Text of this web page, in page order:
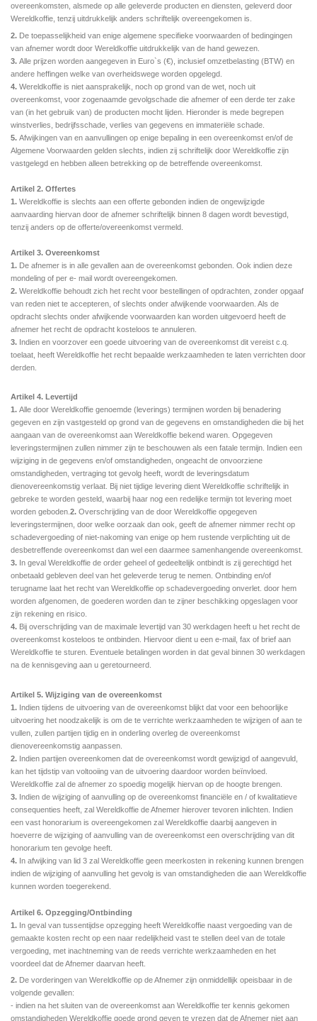
overeenkomsten, alsmede op alle geleverde producten en diensten, geleverd door
Wereldkoffie, tenzij uitdrukkelijk anders schriftelijk overeengekomen is.
2. De toepasselijkheid van enige algemene specifieke voorwaarden of bedingingen
van afnemer wordt door Wereldkoffie uitdrukkelijk van de hand gewezen.
3. Alle prijzen worden aangegeven in Euro`s (€), inclusief omzetbelasting (BTW) en
andere heffingen welke van overheidswege worden opgelegd.
4. Wereldkoffie is niet aansprakelijk, noch op grond van de wet, noch uit
overeenkomst, voor zogenaamde gevolgschade die afnemer of een derde ter zake
van (in het gebruik van) de producten mocht lijden. Hieronder is mede begrepen
winstverlies, bedrijfsschade, verlies van gegevens en immateriële schade.
5. Afwijkingen van en aanvullingen op enige bepaling in een overeenkomst en/of de
Algemene Voorwaarden gelden slechts, indien zij schriftelijk door Wereldkoffie zijn
vastgelegd en hebben alleen betrekking op de betreffende overeenkomst.
Artikel 2. Offertes
1. Wereldkoffie is slechts aan een offerte gebonden indien de ongewijzigde
aanvaarding hiervan door de afnemer schriftelijk binnen 8 dagen wordt bevestigd,
tenzij anders op de offerte/overeenkomst vermeld.
Artikel 3. Overeenkomst
1. De afnemer is in alle gevallen aan de overeenkomst gebonden. Ook indien deze
mondeling of per e- mail wordt overeengekomen.
2. Wereldkoffie behoudt zich het recht voor bestellingen of opdrachten, zonder opgaaf
van reden niet te accepteren, of slechts onder afwijkende voorwaarden. Als de
opdracht slechts onder afwijkende voorwaarden kan worden uitgevoerd heeft de
afnemer het recht de opdracht kosteloos te annuleren.
3. Indien en voorzover een goede uitvoering van de overeenkomst dit vereist c.q.
toelaat, heeft Wereldkoffie het recht bepaalde werkzaamheden te laten verrichten door
derden.
Artikel 4. Levertijd
1. Alle door Wereldkoffie genoemde (leverings) termijnen worden bij benadering
gegeven en zijn vastgesteld op grond van de gegevens en omstandigheden die bij het
aangaan van de overeenkomst aan Wereldkoffie bekend waren. Opgegeven
leveringstermijnen zullen nimmer zijn te beschouwen als een fatale termijn. Indien een
wijziging in de gegevens en/of omstandigheden, ongeacht de onvoorziene
omstandigheden, vertraging tot gevolg heeft, wordt de leveringsdatum
dienovereenkomstig verlaat. Bij niet tijdige levering dient Wereldkoffie schriftelijk in
gebreke te worden gesteld, waarbij haar nog een redelijke termijn tot levering moet
worden geboden. 2. Overschrijding van de door Wereldkoffie opgegeven
leveringstermijnen, door welke oorzaak dan ook, geeft de afnemer nimmer recht op
schadevergoeding of niet-nakoming van enige op hem rustende verplichting uit de
desbetreffende overeenkomst dan wel een daarmee samenhangende overeenkomst.
3. In geval Wereldkoffie de order geheel of gedeeltelijk ontbindt is zij gerechtigd het
onbetaald gebleven deel van het geleverde terug te nemen. Ontbinding en/of
terugname laat het recht van Wereldkoffie op schadevergoeding onverlet. door hem
worden afgenomen, de goederen worden dan te zijner beschikking opgeslagen voor
zijn rekening en risico.
4. Bij overschrijding van de maximale levertijd van 30 werkdagen heeft u het recht de
overeenkomst kosteloos te ontbinden. Hiervoor dient u een e-mail, fax of brief aan
Wereldkoffie te sturen. Eventuele betalingen worden in dat geval binnen 30 werkdagen
na de kennisgeving aan u geretourneerd.
Artikel 5. Wijziging van de overeenkomst
1. Indien tijdens de uitvoering van de overeenkomst blijkt dat voor een behoorlijke
uitvoering het noodzakelijk is om de te verrichte werkzaamheden te wijzigen of aan te
vullen, zullen partijen tijdig en in onderling overleg de overeenkomst
dienovereenkomstig aanpassen.
2. Indien partijen overeenkomen dat de overeenkomst wordt gewijzigd of aangevuld,
kan het tijdstip van voltooiing van de uitvoering daardoor worden beïnvloed.
Wereldkoffie zal de afnemer zo spoedig mogelijk hiervan op de hoogte brengen.
3. Indien de wijziging of aanvulling op de overeenkomst financiële en / of kwalitatieve
consequenties heeft, zal Wereldkoffie de Afnemer hierover tevoren inlichten. Indien
een vast honorarium is overeengekomen zal Wereldkoffie daarbij aangeven in
hoeverre de wijziging of aanvulling van de overeenkomst een overschrijding van dit
honorarium ten gevolge heeft.
4. In afwijking van lid 3 zal Wereldkoffie geen meerkosten in rekening kunnen brengen
indien de wijziging of aanvulling het gevolg is van omstandigheden die aan Wereldkoffie
kunnen worden toegerekend.
Artikel 6. Opzegging/Ontbinding
1. In geval van tussentijdse opzegging heeft Wereldkoffie naast vergoeding van de
gemaakte kosten recht op een naar redelijkheid vast te stellen deel van de totale
vergoeding, met inachtneming van de reeds verrichte werkzaamheden en het
voordeel dat de Afnemer daarvan heeft.
2. De vorderingen van Wereldkoffie op de Afnemer zijn onmiddellijk opeisbaar in de
volgende gevallen:
- indien na het sluiten van de overeenkomst aan Wereldkoffie ter kennis gekomen
omstandigheden Wereldkoffie goede grond geven te vrezen dat de Afnemer niet aan